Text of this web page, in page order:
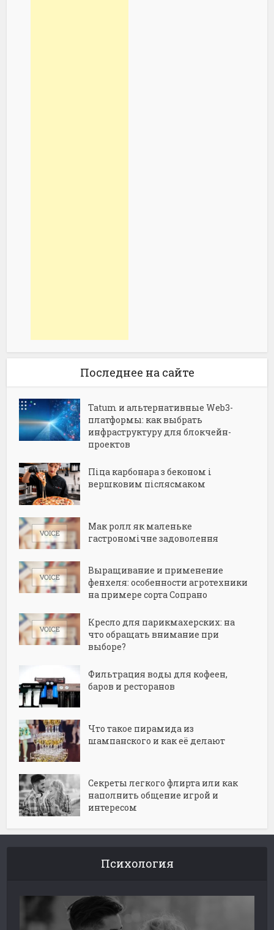
Последнее на сайте
Tatum и альтернативные Web3-
платформы: как выбрать
инфраструктуру для блокчейн-
проектов
Піца карбонара з беконом і
вершковим післясмаком
Мак ролл як маленьке
гастрономічне задоволення
Выращивание и применение
фенхеля: особенности агротехники
на примере сорта Сопрано
Кресло для парикмахерских: на
что обращать внимание при
выборе?
Фильтрация воды для кофеен,
баров и ресторанов
Что такое пирамида из
шампанского и как её делают
Секреты легкого флирта или как
наполнить общение игрой и
интересом
Психология